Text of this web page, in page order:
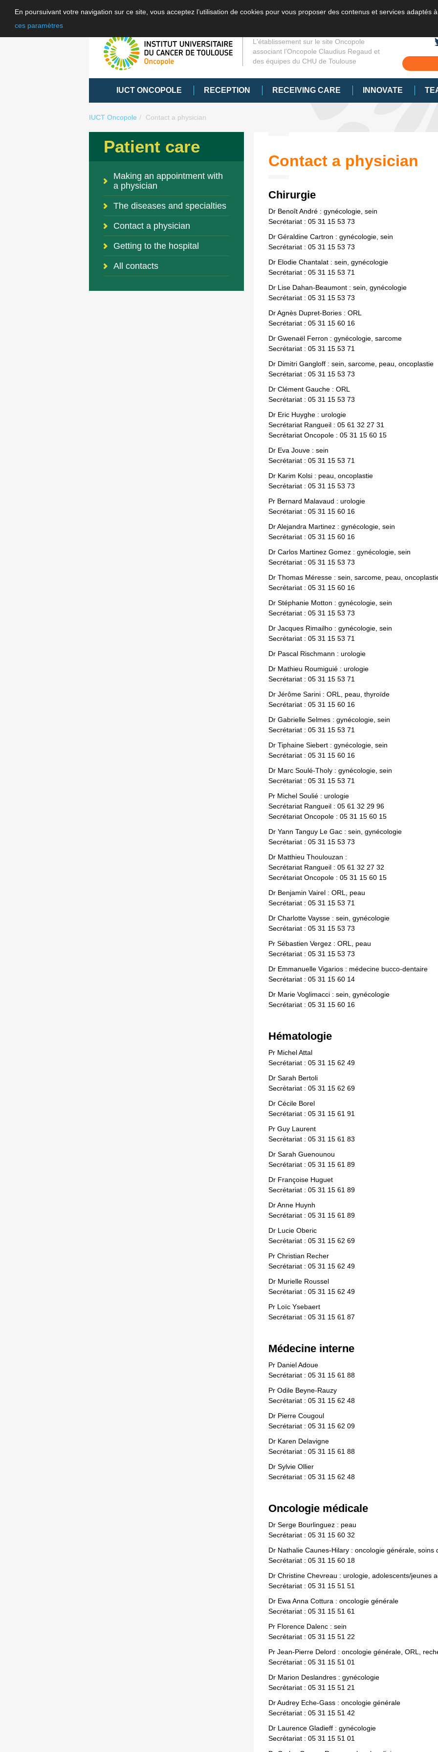
En poursuivant votre navigation sur ce site, vous acceptez l’utilisation de cookies pour vous proposer des contenus et services adaptés
ces paramètres
L'établissement sur le site Oncopole
associant l’Oncopole Claudius Regaud et
des équipes du CHU de Toulouse
IUCT ONCOPOLE RECEPTION RECEIVING CARE INNOVATE
IUCT Oncopole Contact a physician
Patient care
Making an appointment with
a physician
The diseases and specialties
Contact a physician
Getting to the hospital
All contacts
Contact a physician
Chirurgie
Dr Benoît André : gynécologie, sein
Secrétariat : 05 31 15 53 73
Dr Géraldine Cartron : gynécologie, sein
Secrétariat : 05 31 15 53 73
Dr Elodie Chantalat : sein, gynécologie
Secrétariat : 05 31 15 53 71
Dr Lise Dahan-Beaumont : sein, gynécologie
Secrétariat : 05 31 15 53 73
Dr Agnès Dupret-Bories : ORL
Secrétariat : 05 31 15 60 16
Dr Gwenaël Ferron : gynécologie, sarcome
Secrétariat : 05 31 15 53 71
Dr Dimitri Gangloff : sein, sarcome, peau, oncoplastie
Secrétariat : 05 31 15 53 73
Dr Clément Gauche : ORL
Secrétariat : 05 31 15 53 73
Dr Eric Huyghe : urologie
Secrétariat Rangueil : 05 61 32 27 31
Secrétariat Oncopole : 05 31 15 60 15
Dr Eva Jouve : sein
Secrétariat : 05 31 15 53 71
Dr Karim Kolsi : peau, oncoplastie
Secrétariat : 05 31 15 53 73
Pr Bernard Malavaud : urologie
Secrétariat : 05 31 15 60 16
Dr Alejandra Martinez : gynécologie, sein
Secrétariat : 05 31 15 60 16
Dr Carlos Martinez Gomez : gynécologie, sein
Secrétariat : 05 31 15 53 73
Dr Thomas Méresse : sein, sarcome, peau,
Secrétariat : 05 31 15 60 16
Dr Stéphanie Motton : gynécologie, sein
Secrétariat : 05 31 15 53 73
Dr Jacques Rimailho : gynécologie, sein
Secrétariat : 05 31 15 53 71
Dr Pascal Rischmann : urologie
Dr Mathieu Roumiguié : urologie
Secrétariat : 05 31 15 53 71
Dr Jérôme Sarini : ORL, peau, thyroïde
Secrétariat : 05 31 15 60 16
Dr Gabrielle Selmes : gynécologie, sein
Secrétariat : 05 31 15 53 71
Dr Tiphaine Siebert : gynécologie, sein
Secrétariat : 05 31 15 60 16
Dr Marc Soulé-Tholy : gynécologie, sein
Secrétariat : 05 31 15 53 71
Pr Michel Soulié : urologie
Secrétariat Rangueil : 05 61 32 29 96
Secrétariat Oncopole : 05 31 15 60 15
Dr Yann Tanguy Le Gac : sein, gynécologie
Secrétariat : 05 31 15 53 73
Dr Matthieu Thoulouzan :
Secrétariat Rangueil : 05 61 32 27 32
Secrétariat Oncopole : 05 31 15 60 15
Dr Benjamin Vairel : ORL, peau
Secrétariat : 05 31 15 53 71
Dr Charlotte Vaysse : sein, gynécologie
Secrétariat : 05 31 15 53 73
Pr Sébastien Vergez : ORL, peau
Secrétariat : 05 31 15 53 73
Dr Emmanuelle Vigarios : médecine bucco-dentaire
Secrétariat : 05 31 15 60 14
Dr Marie Voglimacci : sein, gynécologie
Secrétariat : 05 31 15 60 16
Hématologie
Pr Michel Attal
Secrétariat : 05 31 15 62 49
Dr Sarah Bertoli
Secrétariat : 05 31 15 62 69
Dr Cécile Borel
Secrétariat : 05 31 15 61 91
Pr Guy Laurent
Secrétariat : 05 31 15 61 83
Dr Sarah Guenounou
Secrétariat : 05 31 15 61 89
Dr Françoise Huguet
Secrétariat : 05 31 15 61 89
Dr Anne Huynh
Secrétariat : 05 31 15 61 89
Dr Lucie Oberic
Secrétariat : 05 31 15 62 69
Pr Christian Recher
Secrétariat : 05 31 15 62 49
Dr Murielle Roussel
Secrétariat : 05 31 15 62 49
Pr Loïc Ysebaert
Secrétariat : 05 31 15 61 87
Médecine interne
Pr Daniel Adoue
Secrétariat : 05 31 15 61 88
Pr Odile Beyne-Rauzy
Secrétariat : 05 31 15 62 48
Dr Pierre Cougoul
Secrétariat : 05 31 15 62 09
Dr Karen Delavigne
Secrétariat : 05 31 15 61 88
Dr Sylvie Ollier
Secrétariat : 05 31 15 62 48
Oncologie médicale
Dr Serge Bourlinguez : peau
Secrétariat : 05 31 15 60 32
Dr Nathalie Caunes-Hilary : oncologie générale, soins
Secrétariat : 05 31 15 60 18
Dr Christine Chevreau : urologie, adolescents/jeunes
Secrétariat : 05 31 15 51 51
Dr Ewa Anna Cottura : oncologie générale
Secrétariat : 05 31 15 51 61
Pr Florence Dalenc : sein
Secrétariat : 05 31 15 51 22
Pr Jean-Pierre Delord : oncologie générale, ORL,
Secrétariat : 05 31 15 51 01
Dr Marion Deslandres : gynécologie
Secrétariat : 05 31 15 51 21
Dr Audrey Eche-Gass : oncologie générale
Secrétariat : 05 31 15 51 42
Dr Laurence Gladieff : gynécologie
Secrétariat : 05 31 15 51 01